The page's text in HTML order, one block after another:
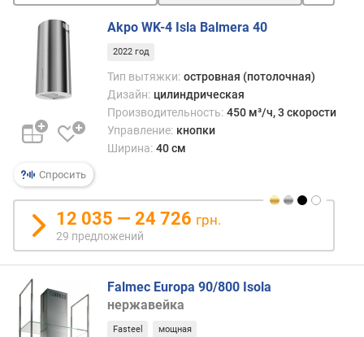
и
для
плита
п
п
о
у
л
р
н
с
о
т
д
Спросить
Akpo WK-4 Isla Balmera 40
2022 год
Тип вытяжки: островная (потолочная)
Дизайн: цилиндрическая
Производительность: 450 м³/ч, 3 скорости
Управление: кнопки
Ширина: 40 см
12 035 — 24 726 грн.
29 предложений
Falmec Europa 90/800 Isola
нержавейка
Fasteel мощная